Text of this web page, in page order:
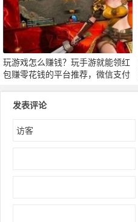
玩游戏怎么赚钱？玩手游就能领红
包赚零花钱的平台推荐，微信支付
发表评论